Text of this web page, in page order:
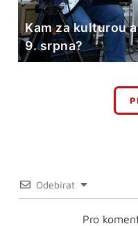
Kam za kulturou
9. srpna?
Odebírat
Pro